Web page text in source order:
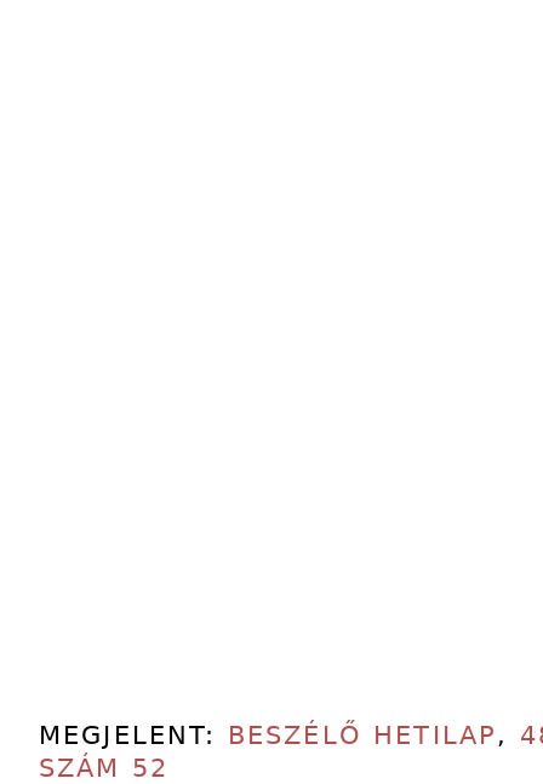
MEGJELENT: BESZÉLŐ HETILAP ,
SZÁM 52